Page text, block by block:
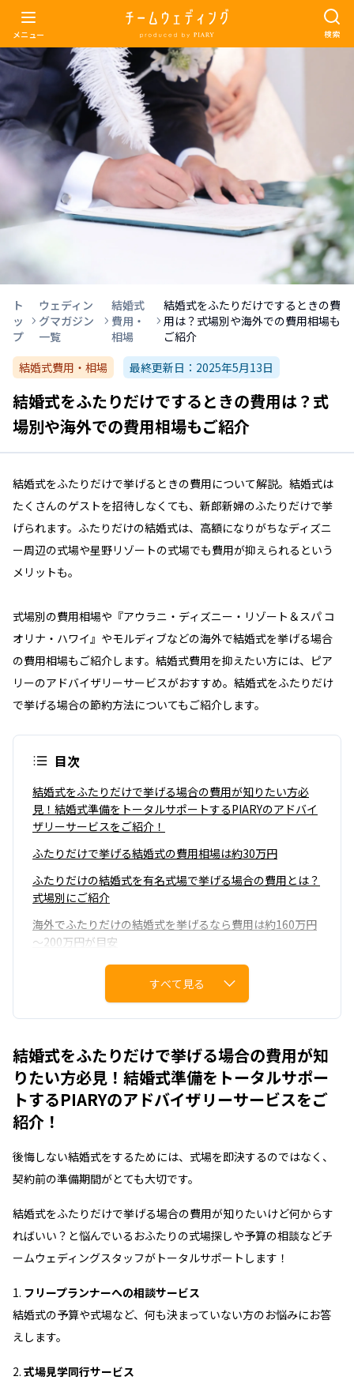
メニュー 検索
ト
ッ
プ
ウェディン
グマガジン
一覧
結婚式
費用・
相場
結婚式をふたりだけでするときの費
用は？式場別や海外での費用相場も
ご紹介
結婚式費用・相場
最終更新日： 2025年5月13日
結婚式をふたりだけでするときの費用は？式
場別や海外での費用相場もご紹介
結婚式をふたりだけで挙げるときの費用について解説。結婚式は
たくさんのゲストを招待しなくても、新郎新婦のふたりだけで挙
げられます。ふたりだけの結婚式は、高額になりがちなディズニ
ー周辺の式場や星野リゾートの式場でも費用が抑えられるという
メリットも。
式場別の費用相場や『アウラニ・ディズニー・リゾート＆スパ コ
オリナ・ハワイ』やモルディブなどの海外で結婚式を挙げる場合
の費用相場もご紹介します。結婚式費用を抑えたい方には、ピア
リーのアドバイザリーサービスがおすすめ。結婚式をふたりだけ
で挙げる場合の節約方法についてもご紹介します。
目次
結婚式をふたりだけで挙げる場合の費用が知りたい方必
見！結婚式準備をトータルサポートするPIARYのアドバイ
ザリーサービスをご紹介！
ふたりだけで挙げる結婚式の費用相場は約30万円
ふたりだけの結婚式を有名式場で挙げる場合の費用とは？
式場別にご紹介
海外でふたりだけの結婚式を挙げるなら費用は約160万円
～200万円が目安
東京や沖縄などの国内｜ふたりだけで挙げる結婚式費用を
抑えたい方におすすめのサービス
結婚式をふたりだけで挙げる理由は？ふたりだけの結婚式
のメリットを解説
後悔しないために知っておきたい！結婚式をふたりだけで
挙げるデメリットや注意点を解説
問
う
すべて見る
結婚式をふたりだけで挙げる場合の費用が知
りたい方必見！結婚式準備をトータルサポー
トするPIARYのアドバイザリーサービスをご
紹介！
後悔しない結婚式をするためには、式場を即決するのではなく、
契約前の準備期間がとても大切です。
結婚式をふたりだけで挙げる場合の費用が知りたいけど何からす
ればいい？と悩んでいるおふたりの式場探しや予算の相談などチ
ームウェディングスタッフがトータルサポートします！
フリープランナーへの相談サービス
結婚式の予算や式場など、何も決まっていない方のお悩みにお答
えします。
式場見学同行サービス